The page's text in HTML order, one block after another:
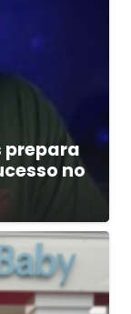
prepara
no